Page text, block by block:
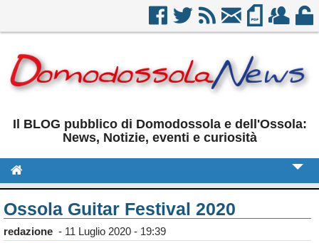
Il BLOG pubblico di Domodossola e dell'Ossola:
News, Notizie, eventi e curiosità
Ossola Guitar Festival 2020
redazione - 11 Luglio 2020 - 19:39